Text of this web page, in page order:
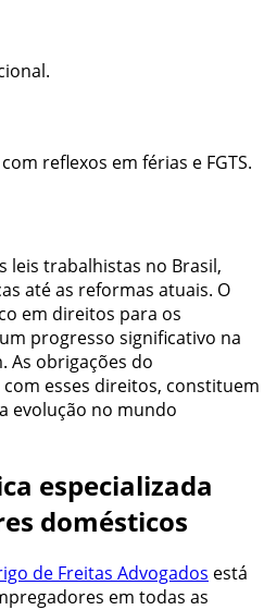
reflexos em férias e FGTS.
leis trabalhistas no Brasil,
até as reformas atuais. O
em direitos para os
progresso significativo na
As obrigações do
esses direitos, constituem
evolução no mundo
especializada
domésticos
de Freitas Advogados está
em todas as